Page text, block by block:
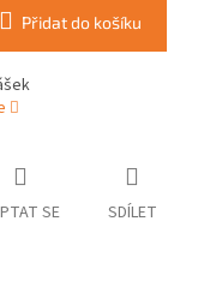
Přidat do košíku
SE SDÍLET